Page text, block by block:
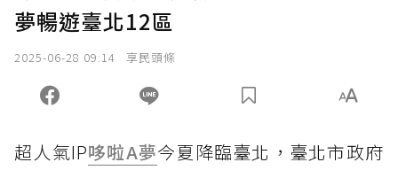
夢暢遊臺北12區
2025-06-28 09:14 享民頭條
超人氣IP哆啦A夢今夏降臨臺北，臺北市政府